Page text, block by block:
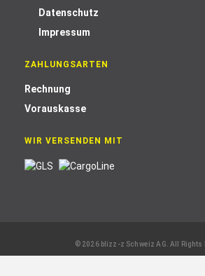
Datenschutz
Impressum
ZAHLUNGSARTEN
Rechnung
Vorauskasse
WIR VERSENDEN MIT
© 2026 blizz-z Schweiz AG. All Rights